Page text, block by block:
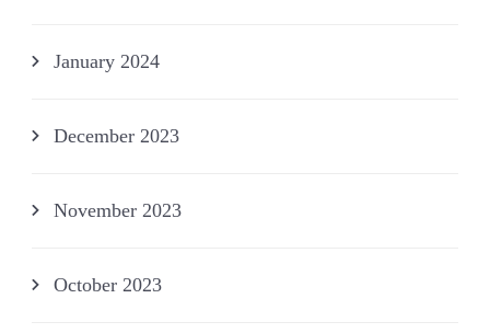
January 2024
December 2023
November 2023
October 2023